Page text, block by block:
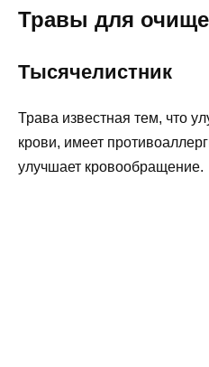
Травы для
Тысячелистник
Трава известная тем, что
крови, имеет
улучшает кровообращение.